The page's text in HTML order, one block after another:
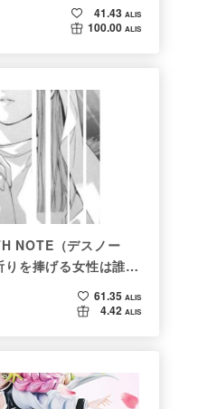
41.43 ALIS
100.00 ALIS
NOTE（デスノー
りを捧げる女性は誰な
61.35 ALIS
4.42 ALIS